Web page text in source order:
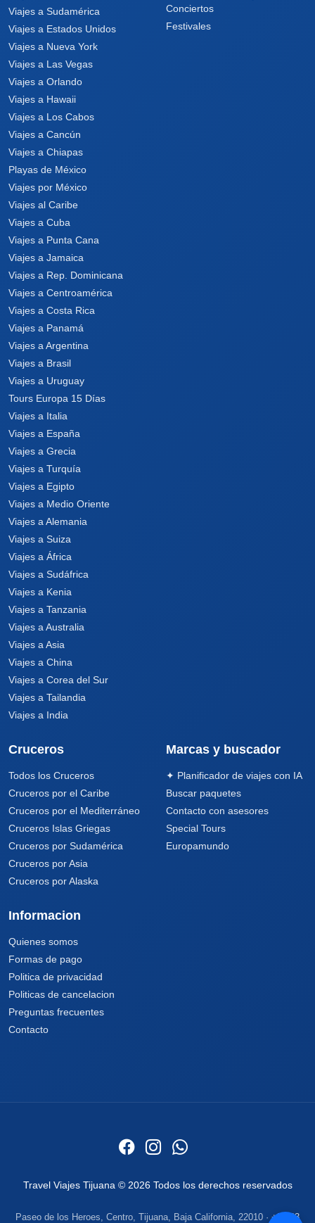
Viajes a Sudamérica
Viajes a Estados Unidos
Viajes a Nueva York
Viajes a Las Vegas
Viajes a Orlando
Viajes a Hawaii
Viajes a Los Cabos
Viajes a Cancún
Viajes a Chiapas
Playas de México
Viajes por México
Viajes al Caribe
Viajes a Cuba
Viajes a Punta Cana
Viajes a Jamaica
Viajes a Rep. Dominicana
Viajes a Centroamérica
Viajes a Costa Rica
Viajes a Panamá
Viajes a Argentina
Viajes a Brasil
Viajes a Uruguay
Tours Europa 15 Días
Viajes a Italia
Viajes a España
Viajes a Grecia
Viajes a Turquía
Viajes a Egipto
Viajes a Medio Oriente
Viajes a Alemania
Viajes a Suiza
Viajes a África
Viajes a Sudáfrica
Viajes a Kenia
Viajes a Tanzania
Viajes a Australia
Viajes a Asia
Viajes a China
Viajes a Corea del Sur
Viajes a Tailandia
Viajes a India
Conciertos
Festivales
Cruceros
Todos los Cruceros
Cruceros por el Caribe
Cruceros por el Mediterráneo
Cruceros Islas Griegas
Cruceros por Sudamérica
Cruceros por Asia
Cruceros por Alaska
Marcas y buscador
✦ Planificador de viajes con IA
Buscar paquetes
Contacto con asesores
Special Tours
Europamundo
Informacion
Quienes somos
Formas de pago
Politica de privacidad
Politicas de cancelacion
Preguntas frecuentes
Contacto
Travel Viajes Tijuana © 2026 Todos los derechos reservados
Paseo de los Heroes, Centro, Tijuana, Baja California, 22010 ·+52 33